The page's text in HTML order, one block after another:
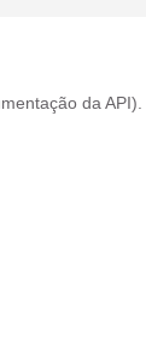
da API ).